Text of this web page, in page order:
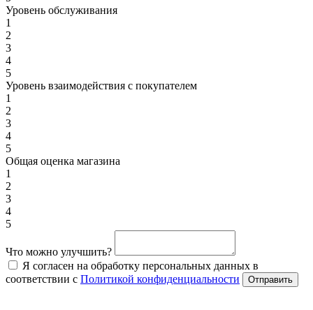
Уровень обслуживания
1
2
3
4
5
Уровень взаимодействия с покупателем
1
2
3
4
5
Общая оценка магазина
1
2
3
4
5
Что можно улучшить?
Я согласен на обработку персональных данных в
соответствии с Политикой конфиденциальности Отправить